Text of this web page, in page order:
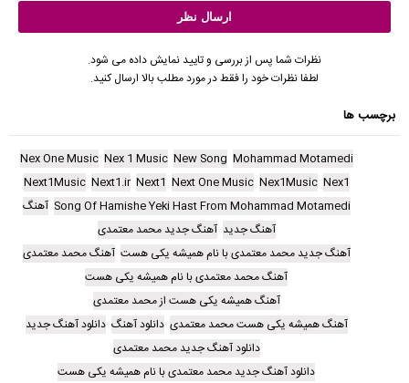
نظرات شما پس از بررسی و تایید نمایش داده می شود.
لطفا نظرات خود را فقط در مورد مطلب بالا ارسال کنید.
برچسب ها
Mohammad Motamedi
New Song
Nex 1 Music
Nex One Music
Nex1
Nex1Music
Next One Music
Next1
Next1.ir
Next1Music
Song Of Hamishe Yeki Hast From Mohammad Motamedi آهنگ
آهنگ جدید آهنگ جدید محمد معتمدی
آهنگ جدید محمد معتمدی با نام همیشه یکی هست آهنگ محمد معتمدی
آهنگ محمد معتمدی با نام همیشه یکی هست
آهنگ همیشه یکی هست از محمد معتمدی
آهنگ همیشه یکی هست محمد معتمدی دانلود آهنگ دانلود آهنگ جدید
دانلود آهنگ جدید محمد معتمدی
دانلود آهنگ جدید محمد معتمدی با نام همیشه یکی هست